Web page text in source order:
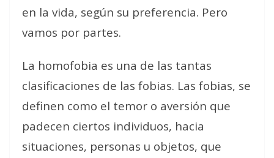
en la vida, según su preferencia. Pero
vamos por partes.
La homofobia es una de las tantas
clasificaciones de las fobias. Las fobias, se
definen como el temor o aversión que
padecen ciertos individuos, hacia
situaciones, personas u objetos, que